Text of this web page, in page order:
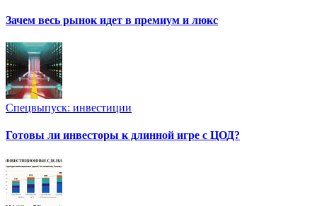
Зачем весь рынок идет в премиум и люкс
Спецвыпуск: инвестиции
Готовы ли инвесторы к длинной игре с ЦОД?